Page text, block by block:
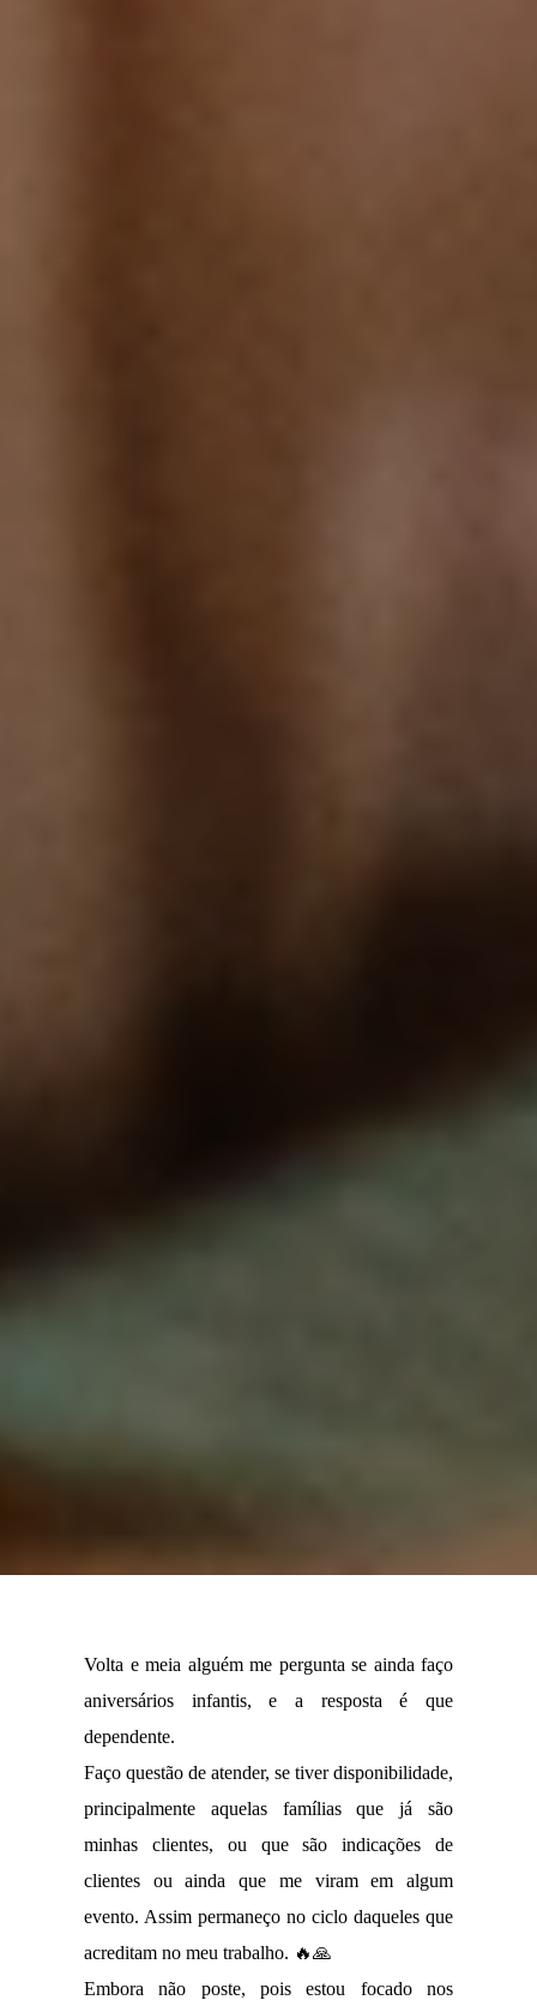
Volta e meia alguém me pergunta se ainda faço
aniversários infantis, e a resposta é que
dependente.
Faço questão de atender, se tiver disponibilidade,
principalmente aquelas famílias que já são
minhas clientes, ou que são indicações de
clientes ou ainda que me viram em algum
evento. Assim permaneço no ciclo daqueles que
acreditam no meu trabalho. 🔥🙏
Embora não poste, pois estou focado nos